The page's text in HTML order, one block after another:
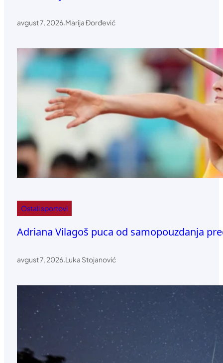
avgust 7, 2026.Marija Đorđević
Ostali sportovi
Adriana Vilagoš puca od samopouzdanja
avgust 7, 2026.Luka Stojanović